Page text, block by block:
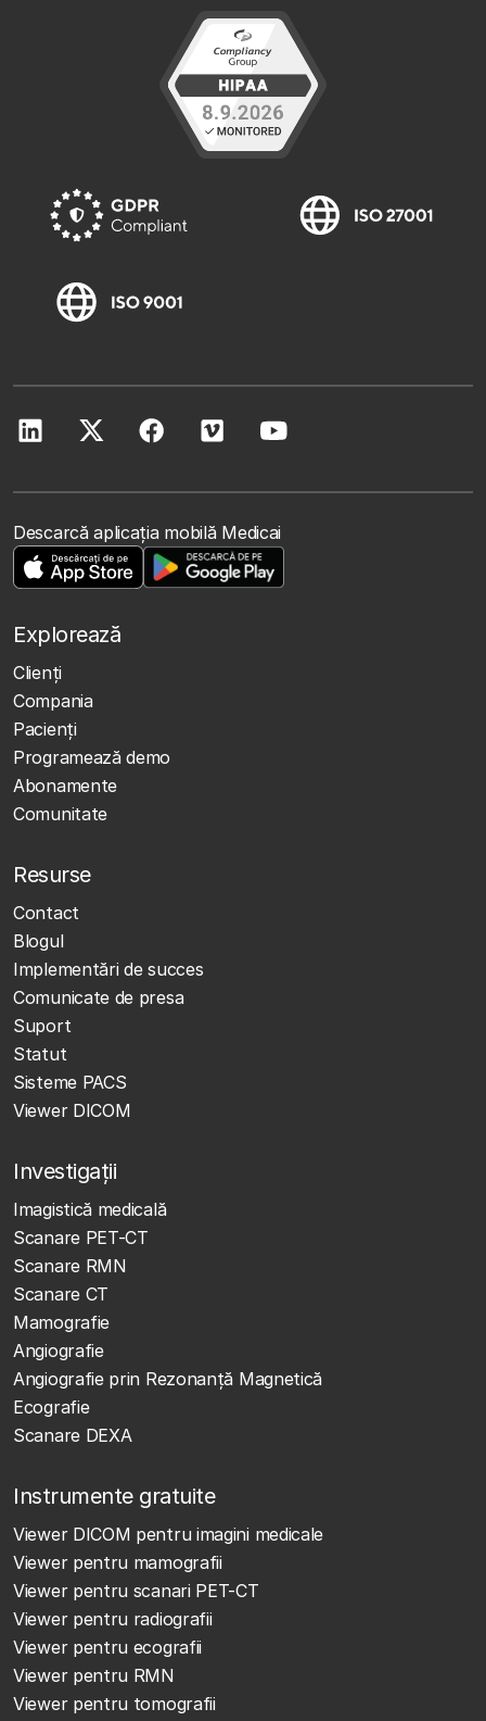
Descarcă aplicația mobilă Medicai
Explorează
Clienţi
Compania
Pacienți
Programează demo
Abonamente
Comunitate
Resurse
Contact
Blogul
Implementări de succes
Comunicate de presa
Suport
Statut
Sisteme PACS
Viewer DICOM
Investigații
Imagistică medicală
Scanare PET-CT
Scanare RMN
Scanare CT
Mamografie
Angiografie
Angiografie prin Rezonanță Magnetică
Ecografie
Scanare DEXA
Instrumente gratuite
Viewer DICOM pentru imagini medicale
Viewer pentru mamografii
Viewer pentru scanari PET-CT
Viewer pentru radiografii
Viewer pentru ecografii
Viewer pentru RMN
Viewer pentru tomografii